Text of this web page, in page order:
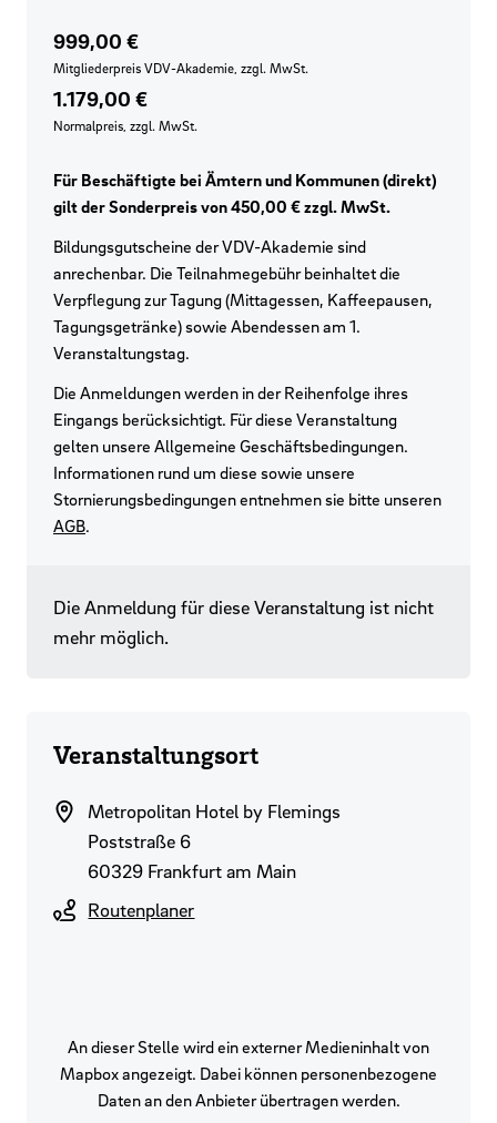
Preis für VDV-Mitglieder
999,00 €
Mitgliederpreis VDV-Akademie, zzgl. MwSt.
Regulärer Preis
1.179,00 €
Normalpreis, zzgl. MwSt.
Für Beschäftigte bei Ämtern und Kommunen (direkt)
gilt der Sonderpreis von 450,00 € zzgl. MwSt.
Bildungsgutscheine der VDV-Akademie sind
anrechenbar. Die Teilnahmegebühr beinhaltet die
Verpflegung zur Tagung (Mittagessen, Kaffeepausen,
Tagungsgetränke) sowie Abendessen am 1.
Veranstaltungstag.
Die Anmeldungen werden in der Reihenfolge ihres
Eingangs berücksichtigt. Für diese Veranstaltung
gelten unsere Allgemeine Geschäftsbedingungen.
Informationen rund um diese sowie unsere
Stornierungsbedingungen entnehmen sie bitte unseren
AGB.
Die Anmeldung für diese Veranstaltung ist nicht
mehr möglich.
Veranstaltungsort
Metropolitan Hotel by Flemings
Poststraße 6
60329 Frankfurt am Main
Routenplaner
An dieser Stelle wird ein externer Medieninhalt von
Mapbox angezeigt. Dabei können personenbezogene
Daten an den Anbieter übertragen werden.